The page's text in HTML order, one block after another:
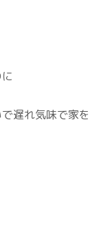
遅れ気味で家を